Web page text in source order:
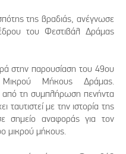
της βραδιάς, ανέγνωσε
του Φεστιβάλ Δράμας
στην παρουσίαση του 49ου
Μικρού Μήκους Δράμας.
από τη συμπλήρωση πενήντα
με την ιστορία της
σημείο αναφοράς για τον
μικρού μήκους.